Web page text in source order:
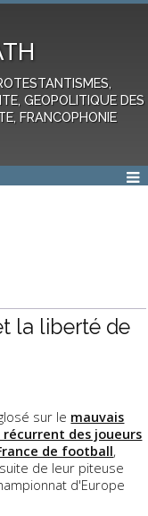
GEOPOLITIQUE DES
FRANCOPHONIE
la liberté de
sur le mauvais
des joueurs
de football,
de leur piteuse
d'Europe